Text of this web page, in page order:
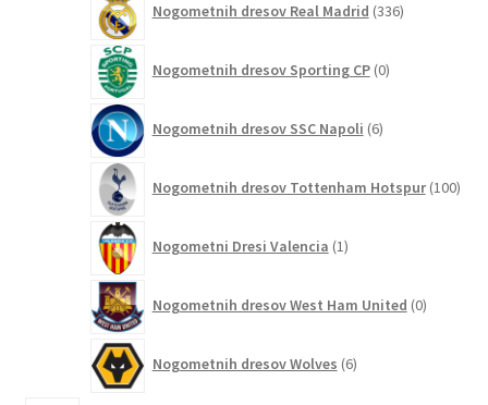
Nogometnih dresov Real Madrid 336izdelkov
Nogometnih dresov Sporting CP 0izdelkov
Nogometnih dresov SSC Napoli 6izdelkov
Nogometnih dresov Tottenham Hotspur 100
Nogometni Dresi Valencia 1izdelek
Nogometnih dresov West Ham United 0izdelkov
Nogometnih dresov Wolves 6izdelkov